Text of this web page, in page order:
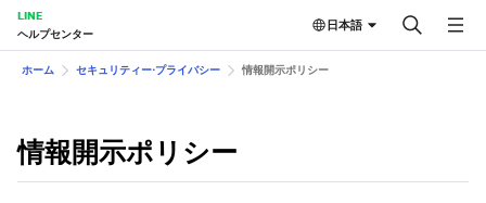
LINE
ヘルプセンター
日本語
ホーム セキュリティー⋅プライバシー 情報開示ポリシー
情報開示ポリシー